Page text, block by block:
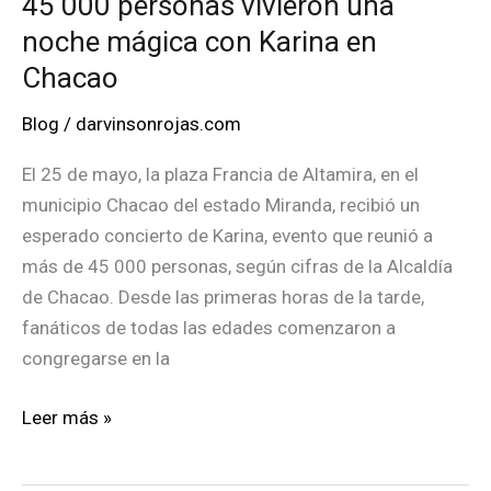
noche mágica con Karina en
Chacao
Blog / darvinsonrojas.com
El 25 de mayo, la plaza Francia de Altamira, en el
municipio Chacao del estado Miranda, recibió un
esperado concierto de Karina, evento que reunió a
más de 45 000 personas, según cifras de la Alcaldía
de Chacao. Desde las primeras horas de la tarde,
fanáticos de todas las edades comenzaron a
congregarse en la
45
Leer más »